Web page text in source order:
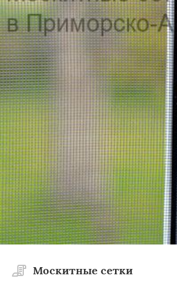
Москитные сетки